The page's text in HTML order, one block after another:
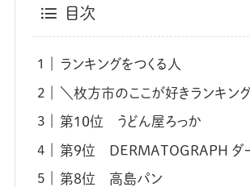
目次
ランキングをつくる人
＼枚方市のここが好きランキン
第10位 うどん屋ろっか
第9位 DERMATOGRAPH ダー
第8位 高島パン